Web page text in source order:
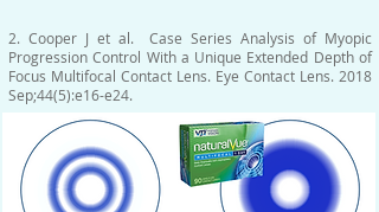
2. Cooper J et al. Case Series Analysis of Myopic
Progression Control With a Unique Extended Depth of
Focus Multifocal Contact Lens. Eye Contact Lens. 2018
Sep;44(5):e16-e24.